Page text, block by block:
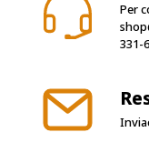
Per
331-